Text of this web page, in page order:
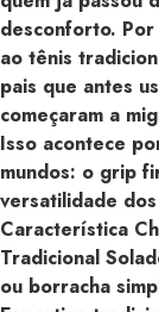
desconforto.
ao tênis
pais que antes
começaram a
Isso acontece
mundos: o grip
versatilidade
Característica
Tradicional
ou borracha